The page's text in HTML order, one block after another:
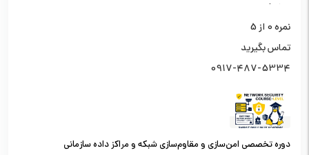
نمره0 از 5
تماس بگیرید
0917-487-5334
دوره تخصصی امن‌سازی و مقاوم‌سازی شبکه و مراکز داده سازمانی